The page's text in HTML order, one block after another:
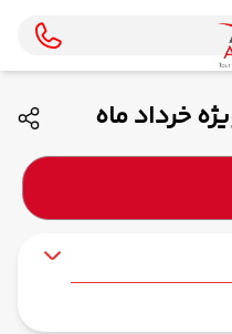
تور مسکو 3 شب - ویژه خرداد ماه